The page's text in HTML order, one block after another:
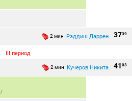
3739
2 мин Рэддиш Даррен
III период
41 03
2 мин Кучеров Никита
/